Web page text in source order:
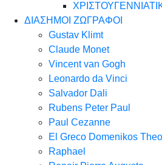
ΔΙΑΣΗΜΟΙ ΖΩΓΡΑΦΟΙ
Gustav Klimt
Claude Monet
Vincent van Gogh
Leonardo da Vinci
Salvador Dali
Rubens Peter Paul
Paul Cezanne
El Greco Domenikos
Raphael